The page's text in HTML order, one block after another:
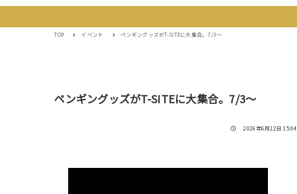
TOP イベント ペンギングッズがT-SITEに大集合。7/3〜
ペンギングッズがT-SITEに大集合。7/3〜
投稿日
2026年6月22日 15:04